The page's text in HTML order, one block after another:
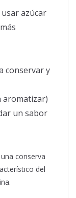
azúcar
conservar y
aromatizar)
un sabor
conserva
del